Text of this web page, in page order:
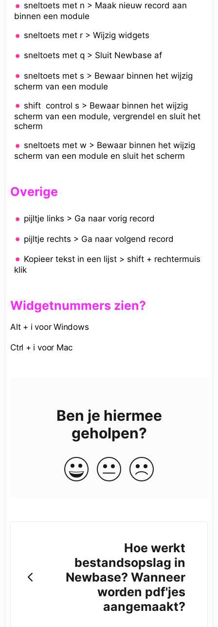
sneltoets met n > Maak nieuw record aan
binnen een module
sneltoets met r > Wijzig widgets
sneltoets met q > Sluit Newbase af
sneltoets met s > Bewaar binnen het wijzig
scherm van een module
shift control s > Bewaar binnen het wijzig
scherm van een module, vergrendel en sluit het
scherm
sneltoets met w > Bewaar binnen het wijzig
scherm van een module en sluit het scherm
Overige
pijltje links > Ga naar vorig record
pijltje rechts > Ga naar volgend record
Kopieer tekst in een lijst > shift + rechtermuis
klik
Widgetnummers zien?
Alt + i voor Windows
Ctrl + i voor Mac
Ben je hiermee
geholpen?
Hoe werkt
bestandsopslag in
Newbase? Wanneer
worden pdf'jes
aangemaakt?